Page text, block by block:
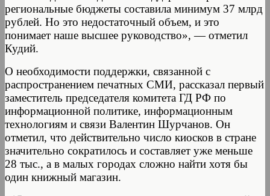
региональные бюджеты составила минимум 37 млрд
рублей. Но это недостаточный объем, и это
понимает наше высшее руководство», — отметил
Кудий.
О необходимости поддержки, связанной с
распространением печатных СМИ, рассказал первый
заместитель председателя комитета ГД РФ по
информационной политике, информационным
технологиям и связи Валентин Шурчанов. Он
отметил, что действительно число киосков в стране
значительно сократилось и составляет уже меньше
28 тыс., а в малых городах сложно найти хотя бы
один книжный магазин.